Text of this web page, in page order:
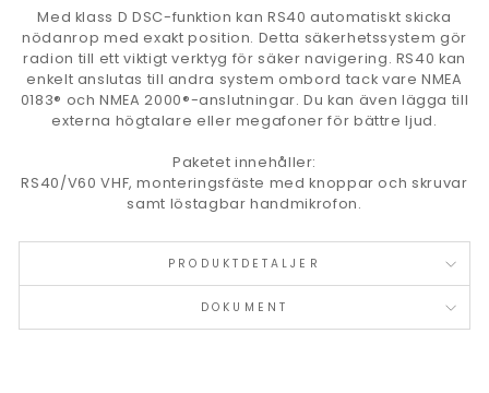
Med klass D DSC-funktion kan RS40 automatiskt skicka
nödanrop med exakt position. Detta säkerhetssystem gör
radion till ett viktigt verktyg för säker navigering. RS40 kan
enkelt anslutas till andra system ombord tack vare NMEA
0183® och NMEA 2000®-anslutningar. Du kan även lägga till
externa högtalare eller megafoner för bättre ljud.
Paketet innehåller:
RS40/V60 VHF, monteringsfäste med knoppar och skruvar
samt löstagbar handmikrofon.
PRODUKTDETALJER
DOKUMENT